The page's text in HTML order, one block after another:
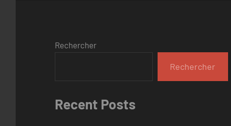
Rechercher
Rechercher
Recent Posts